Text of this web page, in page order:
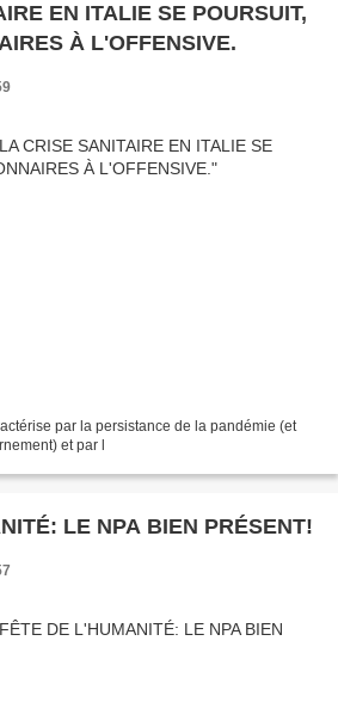
EN ITALIE SE POURSUIT,
À L'OFFENSIVE.
par la persistance de la pandémie (et
et par l
LE NPA BIEN PRÉSENT!